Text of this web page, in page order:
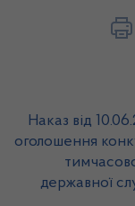
Наказ від
оголошення
державної